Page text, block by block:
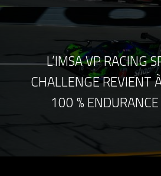
L’IMSA VP RACING
CHALLENGE REVIENT
100 %